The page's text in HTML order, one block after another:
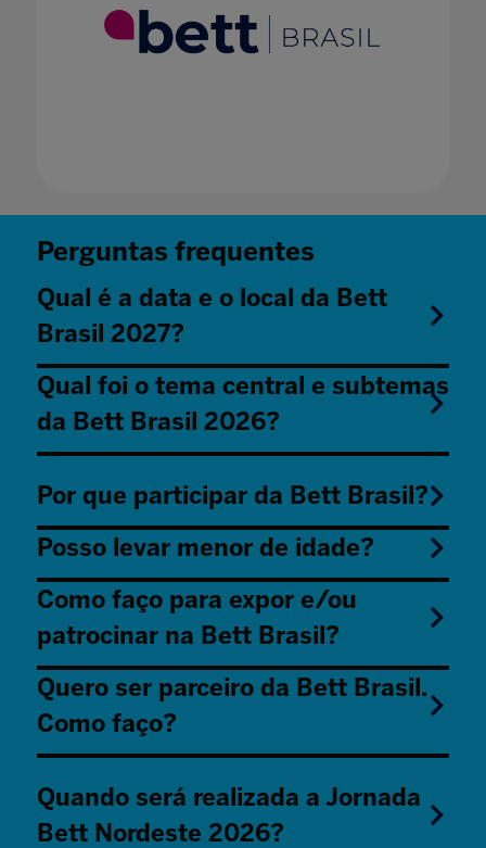
Perguntas frequentes
Qual é a data e o local da Bett
Brasil 2027?
Qual foi o tema central e subtemas
da Bett Brasil 2026?
Por que participar da Bett Brasil?
Posso levar menor de idade?
Como faço para expor e/ou
patrocinar na Bett Brasil?
Quero ser parceiro da Bett Brasil.
Como faço?
Quando será realizada a Jornada
Bett Nordeste 2026?